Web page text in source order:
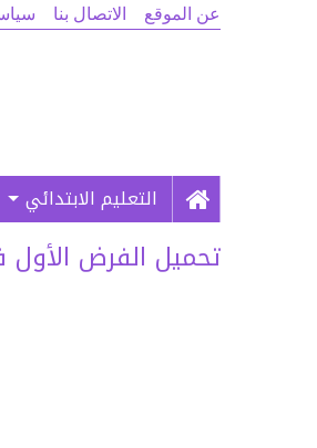
عن الموقع الاتصال بنا
التعليم الابتدائي
تحميل الفرض الأول